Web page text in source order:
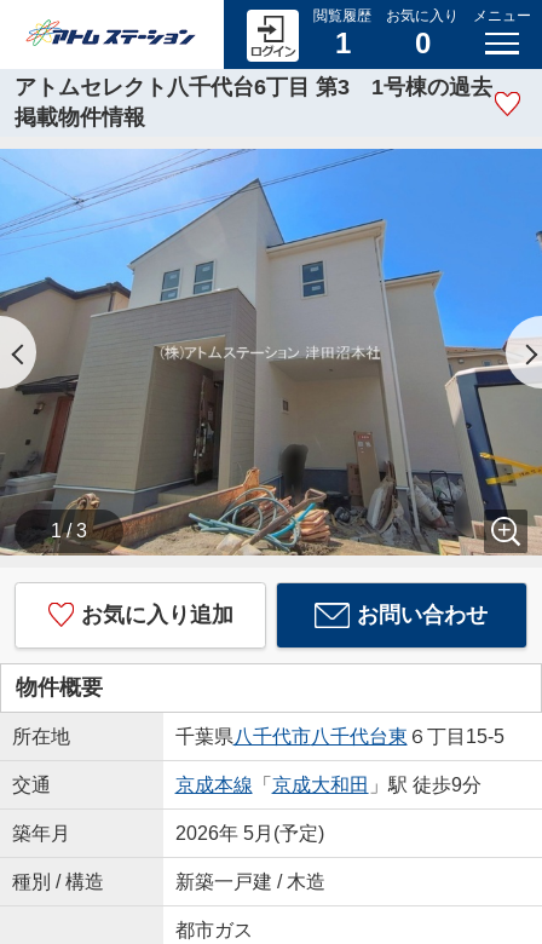
閲覧履歴
1
お気に入り
0
メニュー
アトムセレクト八千代台6丁目 第3 1号棟の過去
掲載物件情報
1 / 3
お気に入り追加 お問い合わせ
物件概要
所在地 千葉県八千代市八千代台東 ６丁目15-5
交通 京成本線 「 京成大和田 」駅 徒歩9分
築年月 2026年 5月(予定)
種別 / 構造 新築一戸建 / 木造
都市ガス